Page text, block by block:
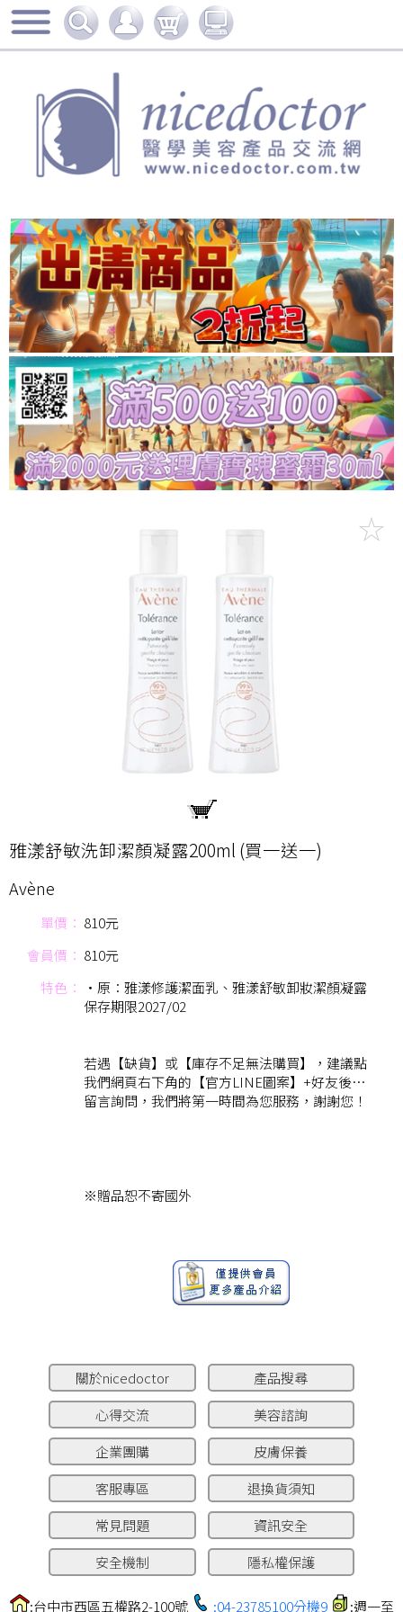
雅漾舒敏洗卸潔顏凝露200ml (買一送一)
Avène
單價： 810元
會員價： 810元
特色：
‧原：雅漾修護潔面乳、雅漾舒敏卸妝潔顏凝露
保存期限2027/02
若遇【缺貨】或【庫存不足無法購買】，建議點
我們網頁右下角的【官方LINE圖案】+好友後…
留言詢問，我們將第一時間為您服務，謝謝您！
※贈品恕不寄國外
關於nicedoctor
產品搜尋
心得交流
美容諮詢
企業團購
皮膚保養
客服專區
退換貨須知
常見問題
資訊安全
安全機制
隱私權保護
:台中市西區五權路2-100號 :04-23785100分機9 :週一至